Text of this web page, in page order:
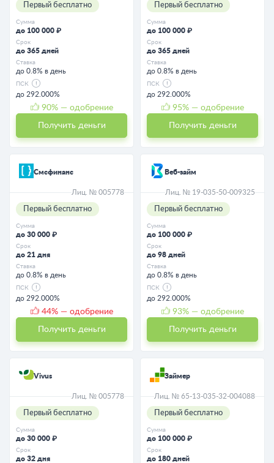
Первый бесплатно
Сумма
до 100 000 ₽
Срок
до 365 дней
Ставка
до 0.8% в день
ПСК
до 292.000%
90% — одобрение
Получить деньги
Первый бесплатно
Сумма
до 100 000 ₽
Срок
до 365 дней
Ставка
до 0.8% в день
ПСК
до 292.000%
95% — одобрение
Получить деньги
Смсфинанс
Лиц. № 005778
Первый бесплатно
Сумма
до 30 000 ₽
Срок
до 21 дня
Ставка
до 0.8% в день
ПСК
до 292.000%
44% — одобрение
Получить деньги
Веб-займ
Лиц. № 19-035-50-009325
Первый бесплатно
Сумма
до 100 000 ₽
Срок
до 98 дней
Ставка
до 0.8% в день
ПСК
до 292.000%
93% — одобрение
Получить деньги
Vivus
Лиц. № 005778
Первый бесплатно
Сумма
до 30 000 ₽
Срок
до 32 дня
Займер
Лиц. № 65-13-035-32-004088
Первый бесплатно
Сумма
до 100 000 ₽
Срок
до 180 дней